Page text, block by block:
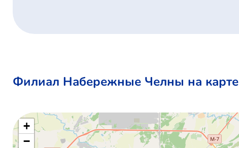
Филиал Набережные Челны на карте
+
−